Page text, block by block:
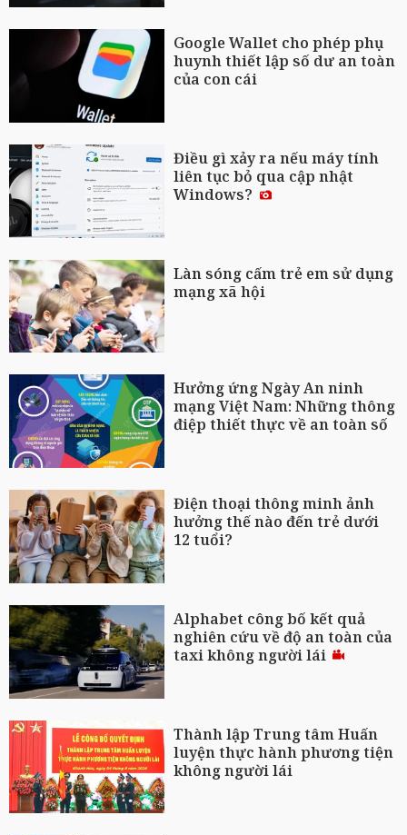
Google Wallet cho phép phụ
huynh thiết lập số dư an toàn
của con cái
Điều gì xảy ra nếu máy tính
liên tục bỏ qua cập nhật
Windows?
Làn sóng cấm trẻ em sử dụng
mạng xã hội
Hưởng ứng Ngày An ninh
mạng Việt Nam: Những thông
điệp thiết thực về an toàn số
Điện thoại thông minh ảnh
hưởng thế nào đến trẻ dưới
12 tuổi?
Alphabet công bố kết quả
nghiên cứu về độ an toàn của
taxi không người lái
Thành lập Trung tâm Huấn
luyện thực hành phương tiện
không người lái